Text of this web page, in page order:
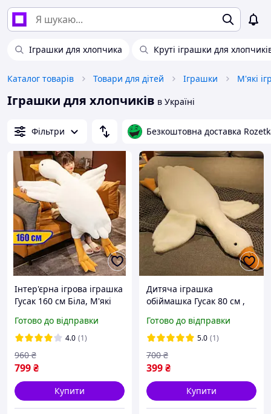
Іграшки для хлопчика Круті іграшки для
Каталог товарів Товари для дітей Іграшки М'які
Іграшки для хлопчиків в Україні
Фільтри Безкоштовна доставка
Інтер'єрна ігрова іграшка
Гусак 160 см Біла, М'які
іграшки для хлопчиків
Готово до відправки
4.0 (1)
799₴
960 ₴
Купити
Дитяча іграшка
обіймашка Гусак 80 см ,
хлопчиків
Готово до відправки
5.0 (1)
399₴
700 ₴
Купити